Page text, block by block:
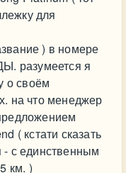
для
) в номере
разумеется я
о своём
на что менеджер
( кстати сказать
- с единственным
км. )